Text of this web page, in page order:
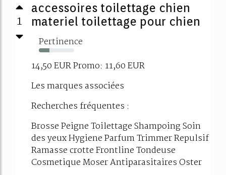
1
accessoires toilettage chien
materiel toilettage pour chien
Pertinence
30%
14,50 EUR Promo: 11,60 EUR
Les marques associées
Recherches fréquentes :
Brosse Peigne Toilettage Shampoing Soin
des yeux Hygiene Parfum Trimmer Repulsif
Ramasse crotte Frontline Tondeuse
Cosmetique Moser Antiparasitaires Oster